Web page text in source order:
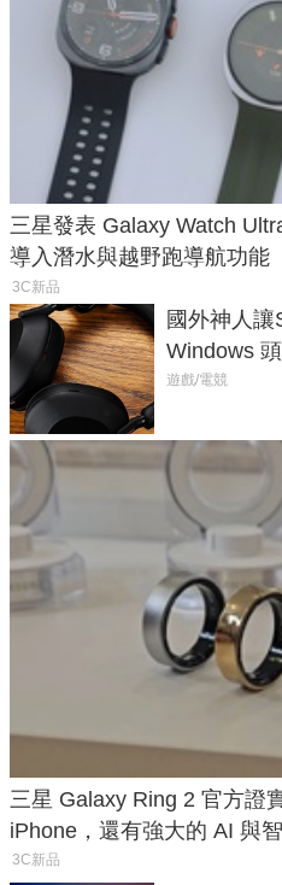
三星發表 Galaxy Watch
導入潛水與越野跑導航功能
3C新品
國外神人
Windows
飛行超有感
遊戲/電競
三星 Galaxy Ring 2 官方證
iPhone，還有強大的 AI 與
3C新品